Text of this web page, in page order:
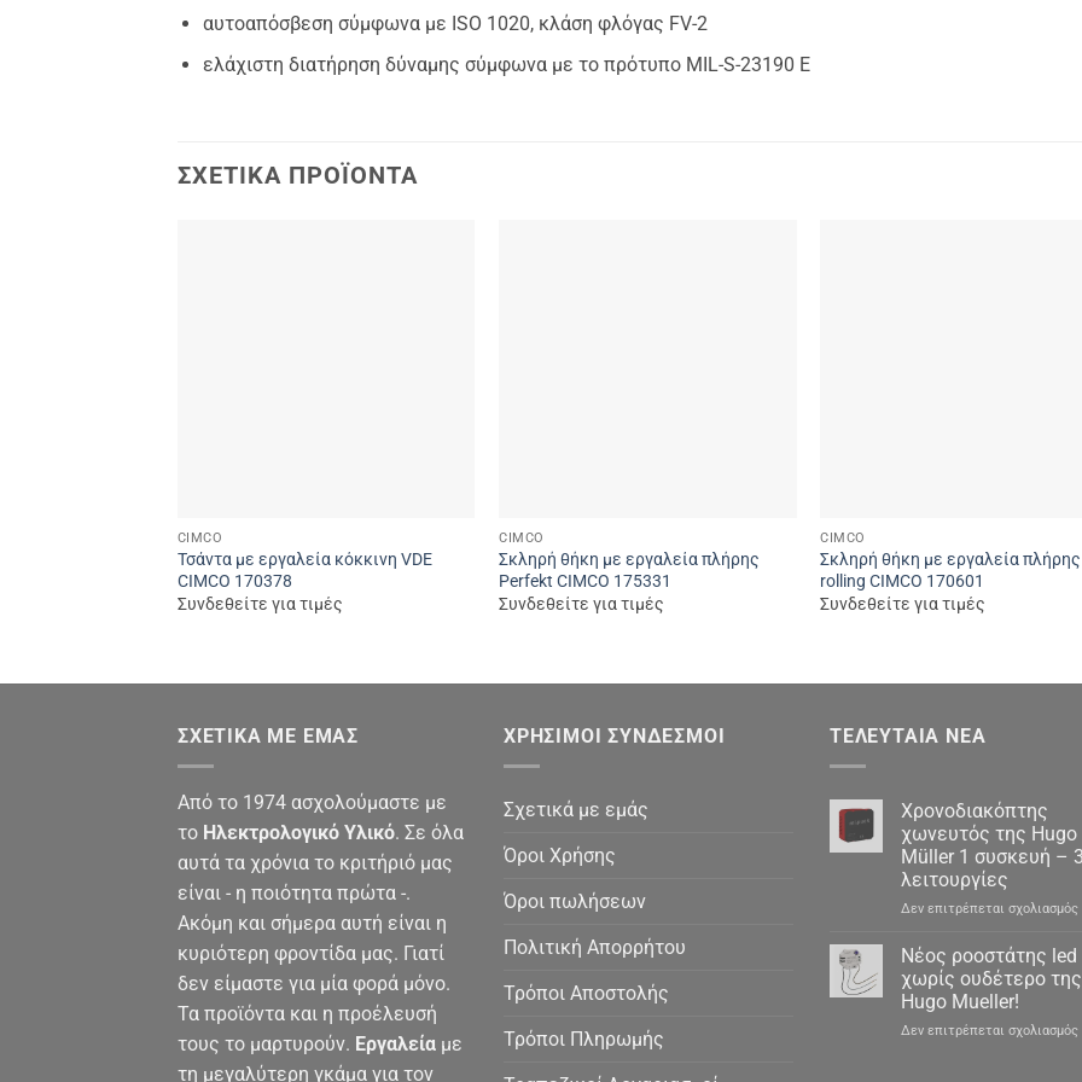
αυτοαπόσβεση σύμφωνα με ISO 1020, κλάση φλόγας FV-2
ελάχιστη διατήρηση δύναμης σύμφωνα με το πρότυπο MIL-S-23190 Ε
ΣΧΕΤΙΚΆ ΠΡΟΪΌΝΤΑ
CIMCO
Τσάντα με εργαλεία κόκκινη VDE
CIMCO 170378
Συνδεθείτε για τιμές
CIMCO
Σκληρή θήκη με εργαλεία πλήρης
Perfekt CIMCO 175331
Συνδεθείτε για τιμές
CIMCO
Σκληρή θήκη με εργαλεία πλήρης
rolling CIMCO 170601
Συνδεθείτε για τιμές
ΣΧΕΤΙΚΆ ΜΕ ΕΜΆΣ
Από το 1974 ασχολούμαστε με
το Ηλεκτρολογικό Υλικό. Σε όλα
αυτά τα χρόνια το κριτήριό μας
είναι - η ποιότητα πρώτα -.
Ακόμη και σήμερα αυτή είναι η
κυριότερη φροντίδα μας. Γιατί
δεν είμαστε για μία φορά μόνο.
Τα προϊόντα και η προέλευσή
τους το μαρτυρούν. Εργαλεία με
τη μεγαλύτερη γκάμα για τον
ΧΡΉΣΙΜΟΙ ΣΎΝΔΕΣΜΟΙ
Σχετικά με εμάς
Όροι Χρήσης
Όροι πωλήσεων
Πολιτική Απορρήτου
Τρόποι Αποστολής
Τρόποι Πληρωμής
ΤΕΛΕΥΤΑΊΑ ΝΈΑ
Χρονοδιακόπτης
χωνευτός της Hugo
Müller 1 συσκευή – 3
λειτουργίες
Δεν επιτρέπεται σχολιασμός
1
Νέος ροοστάτης led
χωρίς ουδέτερο της
Hugo Mueller!
Δεν επιτρέπεται σχολιασμός